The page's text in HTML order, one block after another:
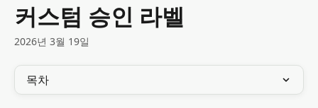
커스텀 승인 라벨
2026년 3월 19일
목차